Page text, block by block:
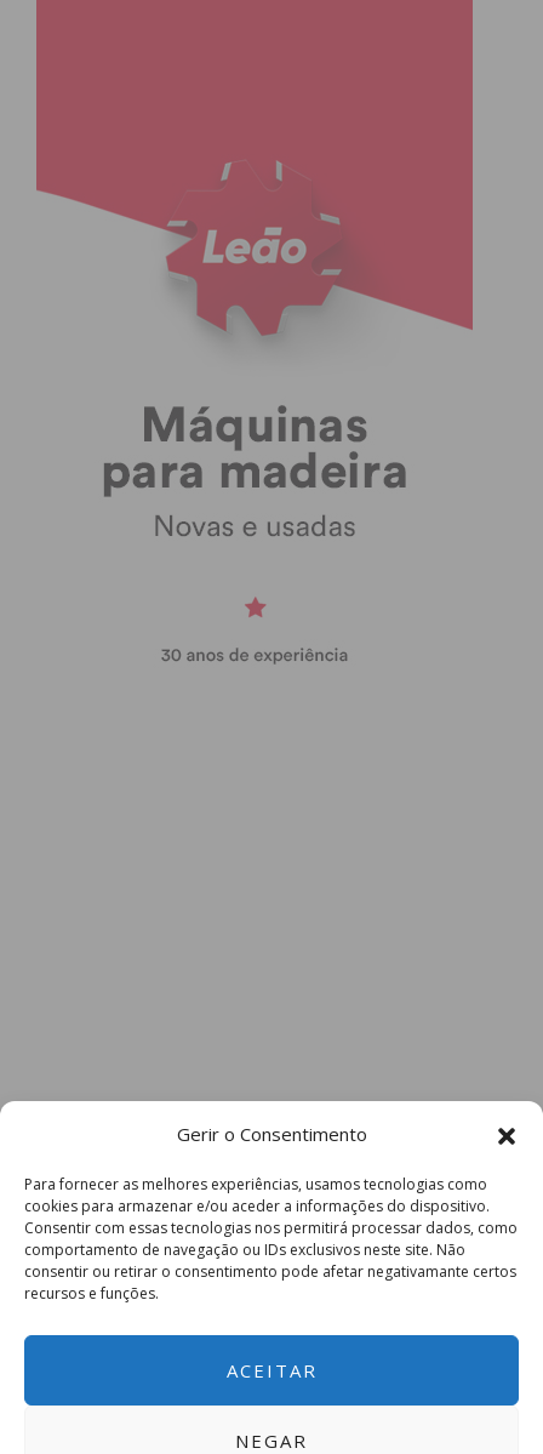
Gerir o Consentimento
Para fornecer as melhores experiências, usamos tecnologias como
cookies para armazenar e/ou aceder a informações do dispositivo.
Consentir com essas tecnologias nos permitirá processar dados, como
comportamento de navegação ou IDs exclusivos neste site. Não
consentir ou retirar o consentimento pode afetar negativamante certos
recursos e funções.
ACEITAR
NEGAR